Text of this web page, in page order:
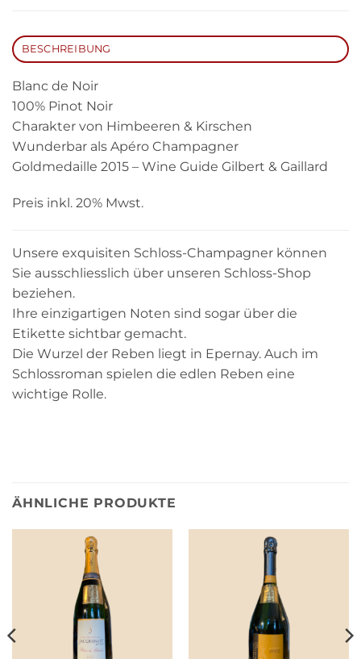
BESCHREIBUNG
Blanc de Noir
100% Pinot Noir
Charakter von Himbeeren & Kirschen
Wunderbar als Apéro Champagner
Goldmedaille 2015 – Wine Guide Gilbert & Gaillard
Preis inkl. 20% Mwst.
Unsere exquisiten Schloss-Champagner können
Sie ausschliesslich über unseren Schloss-Shop
beziehen.
Ihre einzigartigen Noten sind sogar über die
Etikette sichtbar gemacht.
Die Wurzel der Reben liegt in Epernay. Auch im
Schlossroman spielen die edlen Reben eine
wichtige Rolle.
ÄHNLICHE PRODUKTE